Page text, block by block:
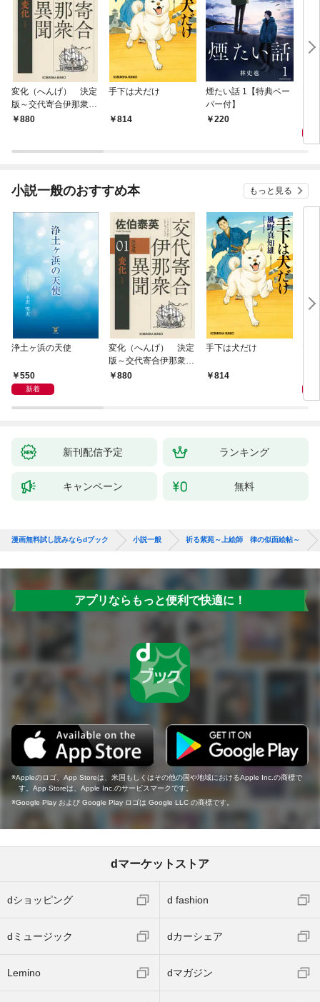
変化（へんげ） 決定
版～交代寄合伊那衆異
聞（1）～
880
手下は犬だけ
814
煙たい話 1【特典ペー
パー付】
220
小説一般のおすすめ本 もっと見る
浄土ヶ浜の天使
550
新着
変化（へんげ） 決定
版～交代寄合伊那衆異
聞（1）～
880
手下は犬だけ
814
新刊配信予定 ランキング
キャンペーン 無料
漫画無料試し読みならdブック 小説一般 祈る紫苑～上絵師 律の似面絵帖～
アプリならもっと便利で快適に！
Appleのロゴ、App Storeは、米国もしくはその他の国や地域におけるApple Inc.の商標で
す。App Storeは、Apple Inc.のサービスマークです。
Google Play および Google Play ロゴは Google LLC の商標です。
dマーケットストア
dショッピング d fashion
dミュージック dカーシェア
Lemino dマガジン